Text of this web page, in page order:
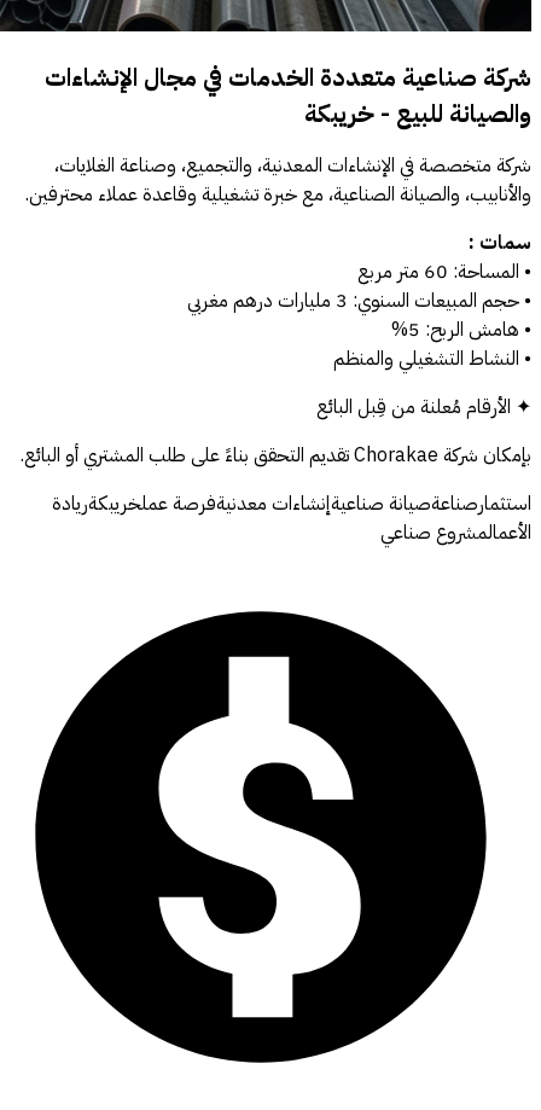
شركة صناعية متعددة الخدمات في مجال الإنشاءات
والصيانة للبيع - خريبكة
شركة متخصصة في الإنشاءات المعدنية، والتجميع، وصناعة الغلايات،
والأنابيب، والصيانة الصناعية، مع خبرة تشغيلية وقاعدة عملاء محترفين.
سمات :
• المساحة: 60 متر مربع
• حجم المبيعات السنوي: 3 مليارات درهم مغربي
• هامش الربح: 5%
• النشاط التشغيلي والمنظم
✦ الأرقام مُعلنة من قِبل البائع
بإمكان شركة Chorakae تقديم التحقق بناءً على طلب المشتري أو البائع.
استثمارصناعةصيانة صناعيةإنشاءات معدنيةفرصة عملخريبكةريادة
الأعمالمشروع صناعي